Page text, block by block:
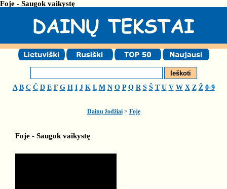
Foje - Saugok vaikystę
A B C Č D E F G H I J K L M N O P Q R S Š T U V W X Z Ž 0-9
Dainų žodžiai> Foje
Foje - Saugok vaikystę